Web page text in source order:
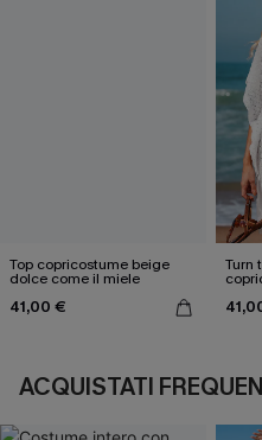
Top copricostume beige
dolce come il miele
41,00 €
Turn
ACQUISTATI